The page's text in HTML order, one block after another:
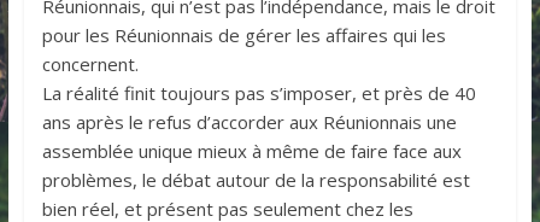
Réunionnais, qui n’est pas l’indépendance, mais le droit
pour les Réunionnais de gérer les affaires qui les
concernent.
La réalité finit toujours pas s’imposer, et près de 40
ans après le refus d’accorder aux Réunionnais une
assemblée unique mieux à même de faire face aux
problèmes, le débat autour de la responsabilité est
bien réel, et présent pas seulement chez les